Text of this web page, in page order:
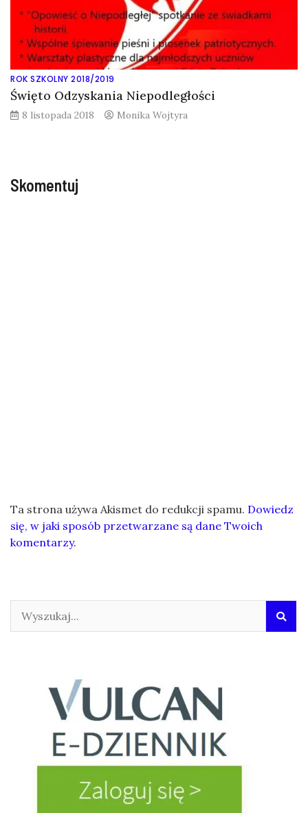
ROK SZKOLNY 2018/2019
Święto Odzyskania Niepodległości
8 listopada 2018 Monika Wojtyra
Skomentuj
Ta strona używa Akismet do redukcji spamu. Dowiedz
się, w jaki sposób przetwarzane są dane Twoich
komentarzy.